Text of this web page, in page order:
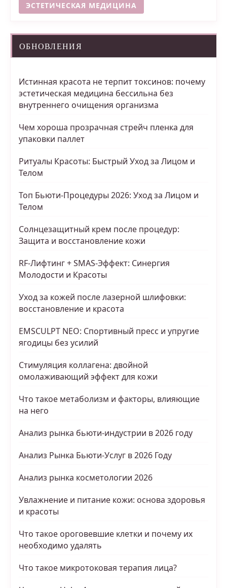
ЭСТЕТИЧЕСКАЯ МЕДИЦИНА
ОБНОВЛЕНИЯ
Истинная красота не терпит токсинов: почему
эстетическая медицина бессильна без
внутреннего очищения организма
Чем хороша прозрачная стрейч пленка для
упаковки паллет
Ритуалы Красоты: Быстрый Уход за Лицом и
Телом
Топ Бьюти-Процедуры 2026: Уход за Лицом и
Телом
Солнцезащитный крем после процедур:
Защита и восстановление кожи
RF-Лифтинг + SMAS-Эффект: Синергия
Молодости и Красоты
Уход за кожей после лазерной шлифовки:
восстановление и красота
EMSCULPT NEO: Спортивный пресс и упругие
ягодицы без усилий
Стимуляция коллагена: двойной
омолаживающий эффект для кожи
Что такое метаболизм и факторы, влияющие
на него
Анализ рынка бьюти-индустрии в 2026 году
Анализ Рынка Бьюти-Услуг в 2026 Году
Анализ рынка косметологии 2026
Увлажнение и питание кожи: основа здоровья
и красоты
Что такое ороговевшие клетки и почему их
необходимо удалять
Что такое микротоковая терапия лица?